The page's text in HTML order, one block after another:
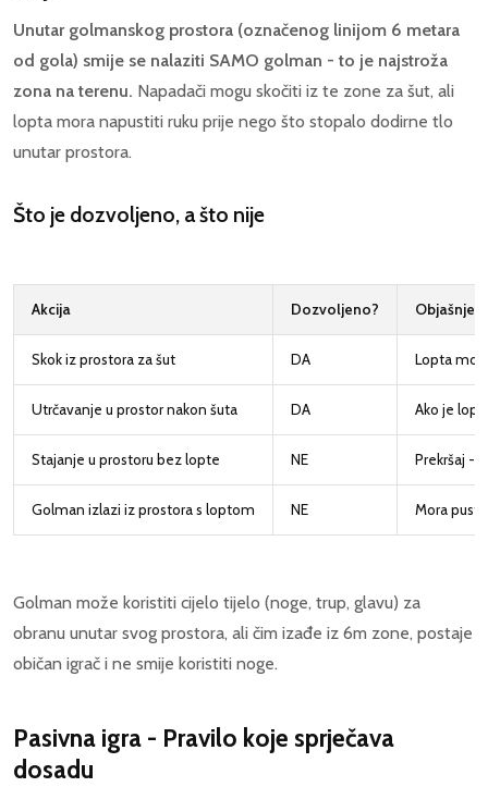
Unutar golmanskog prostora (označenog linijom 6 metara
od gola) smije se nalaziti SAMO golman - to je najstroža
zona na terenu. Napadači mogu skočiti iz te zone za šut, ali
lopta mora napustiti ruku prije nego što stopalo dodirne tlo
unutar prostora.
Što je dozvoljeno, a što nije
Akcija Dozvoljeno?
Skok iz prostora za šut DA Lopta
Utrčavanje u prostor nakon šuta DA Ako je
Stajanje u prostoru bez lopte NE Prekršaj -
Golman izlazi iz prostora s loptom NE Mora
Golman može koristiti cijelo tijelo (noge, trup, glavu) za
obranu unutar svog prostora, ali čim izađe iz 6m zone, postaje
običan igrač i ne smije koristiti noge.
Pasivna igra - Pravilo koje sprječava
dosadu